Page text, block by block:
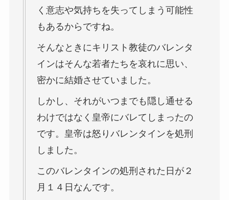
く意志や気持ちを失ってしまう可能性
もあるからですね。
そんなときにキリスト教徒のバレンタ
インはそんな若者たちを哀れに思い、
密かに結婚させていました。
しかし、それがいつまでも隠し通せる
わけではなく皇帝にバレてしまったの
です。皇帝は怒りバレンタインを処刑
しました。
このバレンタインの処刑された日が２
月１４日なんです。